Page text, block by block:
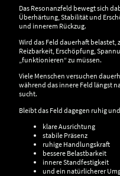
Das Resonanzfeld bewegt sich
Überhärtung, Stabilität und
und innerem Rückzug.
Wird das Feld dauerhaft
Reizbarkeit, Erschöpfung,
„funktionieren“ zu müssen.
Viele Menschen versuchen
während das innere Feld längst
sucht.
Bleibt das Feld dagegen ruhig
klare Ausrichtung
stabile Präsenz
ruhige Handlungskraft
bessere Belastbarkeit
innere Standfestigkeit
und ein natürlicherer